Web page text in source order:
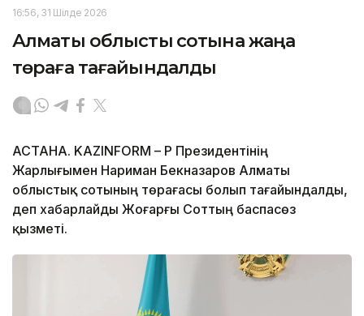
16:56, 31 Шілде 2026
Алматы облыстық сотына жаңа
төраға тағайындалды
АСТАНА. KAZINFORM – ҚР Президентінің
Жарлығымен Нариман Бекназаров Алматы
облыстық сотының төрағасы болып тағайындалды,
деп хабарлайды Жоғарғы Соттың баспасөз
қызметі.